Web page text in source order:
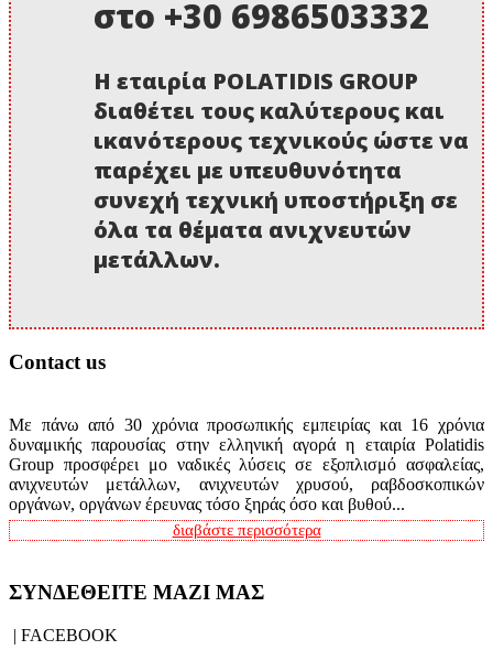
στο +30 6986503332
Η εταιρία POLATIDIS GROUP
διαθέτει τους καλύτερους και
ικανότερους τεχνικούς ώστε να
παρέχει με υπευθυνότητα
συνεχή τεχνική υποστήριξη σε
όλα τα θέματα ανιχνευτών
μετάλλων.
Contact us
Με πάνω από 30 χρόνια προσωπικής εμπειρίας και 16 χρόνια
δυναμικής παρουσίας στην ελληνική αγορά η εταιρία Polatidis
Group προσφέρει μο ναδικές λύσεις σε εξοπλισμό ασφαλείας,
ανιχνευτών μετάλλων, ανιχνευτών χρυσού, ραβδοσκοπικών
οργάνων, οργάνων έρευνας τόσο ξηράς όσο και βυθού...
διαβάστε περισσότερα
ΣΥΝΔΕΘΕΙΤΕ ΜΑΖΙ ΜΑΣ
| FACEBOOK